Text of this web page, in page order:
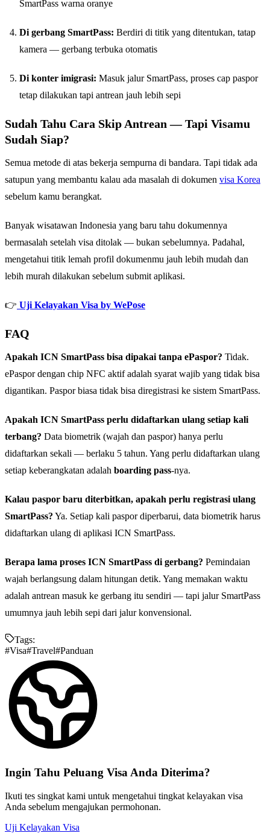
SmartPass warna oranye
Di gerbang SmartPass: Berdiri di titik yang ditentukan, tatap
kamera — gerbang terbuka otomatis
Di konter imigrasi: Masuk jalur SmartPass, proses cap paspor
tetap dilakukan tapi antrean jauh lebih sepi
Sudah Tahu Cara Skip Antrean — Tapi Visamu
Sudah Siap?
Semua metode di atas bekerja sempurna di bandara. Tapi tidak ada
satupun yang membantu kalau ada masalah di dokumen visa Korea
sebelum kamu berangkat.
Banyak wisatawan Indonesia yang baru tahu dokumennya
bermasalah setelah visa ditolak — bukan sebelumnya. Padahal,
mengetahui titik lemah profil dokumenmu jauh lebih mudah dan
lebih murah dilakukan sebelum submit aplikasi.
👉 Uji Kelayakan Visa by WePose
FAQ
Apakah ICN SmartPass bisa dipakai tanpa ePaspor? Tidak.
ePaspor dengan chip NFC aktif adalah syarat wajib yang tidak bisa
digantikan. Paspor biasa tidak bisa diregistrasi ke sistem SmartPass.
Apakah ICN SmartPass perlu didaftarkan ulang setiap kali
terbang? Data biometrik (wajah dan paspor) hanya perlu
didaftarkan sekali — berlaku 5 tahun. Yang perlu didaftarkan ulang
setiap keberangkatan adalah boarding pass-nya.
Kalau paspor baru diterbitkan, apakah perlu registrasi ulang
SmartPass? Ya. Setiap kali paspor diperbarui, data biometrik harus
didaftarkan ulang di aplikasi ICN SmartPass.
Berapa lama proses ICN SmartPass di gerbang? Pemindaian
wajah berlangsung dalam hitungan detik. Yang memakan waktu
adalah antrean masuk ke gerbang itu sendiri — tapi jalur SmartPass
umumnya jauh lebih sepi dari jalur konvensional.
Tags:
#Visa#Travel#Panduan
Ingin Tahu Peluang Visa Anda Diterima?
Ikuti tes singkat kami untuk mengetahui tingkat kelayakan visa
Anda sebelum mengajukan permohonan.
Uji Kelayakan Visa